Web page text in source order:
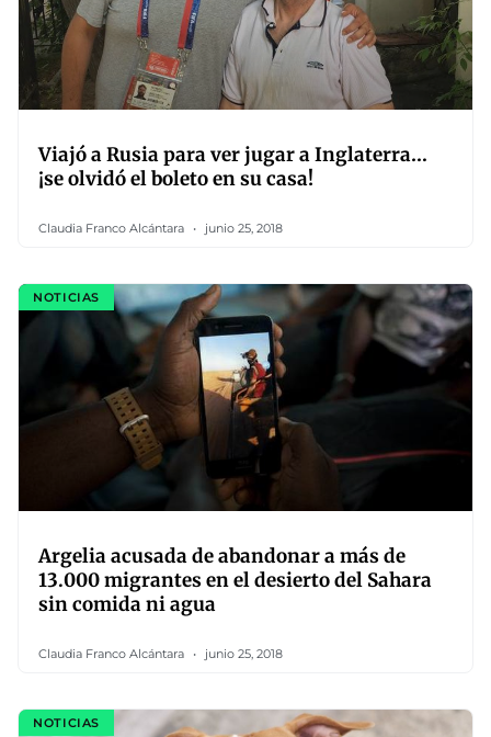
Viajó a Rusia para ver jugar a Inglaterra…
¡se olvidó el boleto en su casa!
Claudia Franco Alcántara junio 25, 2018
NOTICIAS
Argelia acusada de abandonar a más de
13.000 migrantes en el desierto del Sahara
sin comida ni agua
Claudia Franco Alcántara junio 25, 2018
NOTICIAS